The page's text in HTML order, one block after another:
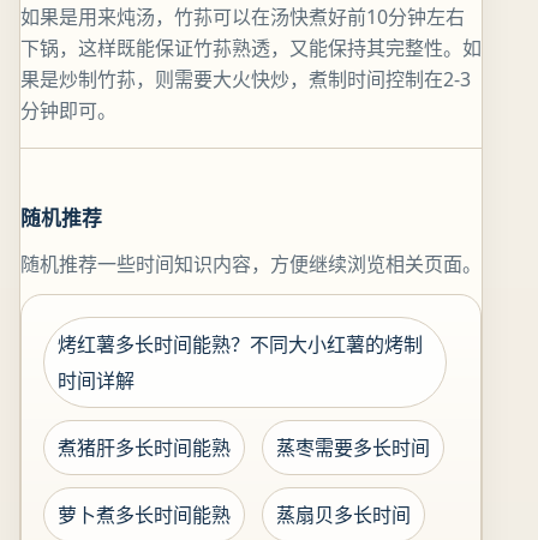
如果是用来炖汤，竹荪可以在汤快煮好前10分钟左右
下锅，这样既能保证竹荪熟透，又能保持其完整性。如
果是炒制竹荪，则需要大火快炒，煮制时间控制在2-3
分钟即可。
随机推荐
随机推荐一些时间知识内容，方便继续浏览相关页面。
烤红薯多长时间能熟？不同大小红薯的烤制
时间详解
煮猪肝多长时间能熟 蒸枣需要多长时间
萝卜煮多长时间能熟 蒸扇贝多长时间